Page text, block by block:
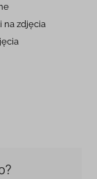
na zdjęcia